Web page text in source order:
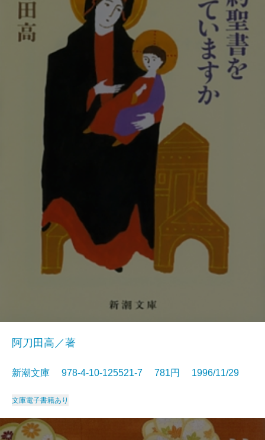
阿刀田高／著
新潮文庫 978-4-10-125521-7 781円 1996/11/29
文庫電子書籍あり